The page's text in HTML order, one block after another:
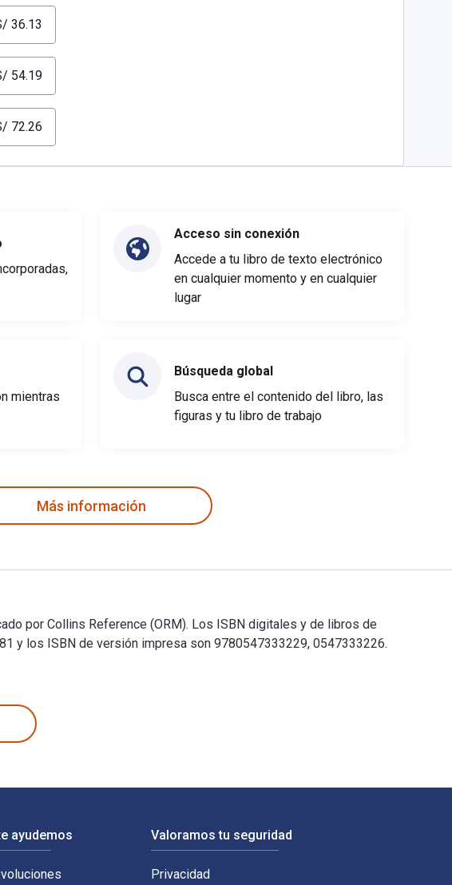
36.13
54.19
72.26
mientras
Acceso sin conexión
Accede a tu libro de texto electrónico
en cualquier momento y en cualquier
lugar
Búsqueda global
Busca entre el contenido del libro, las
figuras y tu libro de trabajo
Más información
por Collins Reference (ORM). Los ISBN digitales y de libros de
y los ISBN de versión impresa son 9780547333229, 0547333226.
ayudemos Valoramos tu seguridad
Privacidad